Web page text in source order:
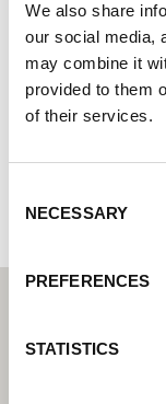
We also share
our social media,
may combine it
provided to them
of their services.
Selection
NECESSARY
PREFERENCES
STATISTICS
solutions
98527 Suhl